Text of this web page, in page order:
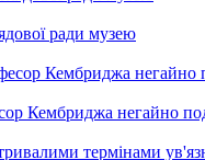
ради музею
негайно